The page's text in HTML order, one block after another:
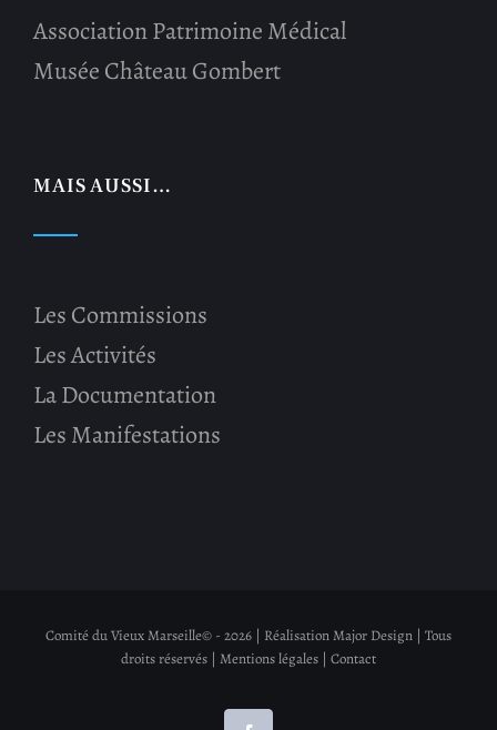
Association Patrimoine Médical
Musée Château Gombert
MAIS AUSSI…
Les Commissions
Les Activités
La Documentation
Les Manifestations
Comité du Vieux Marseille© - 2026 | RéalisationMajor Design | Tous
droits réservés | Mentions légales | Contact